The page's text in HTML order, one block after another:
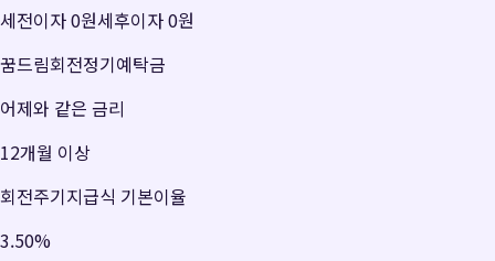
세전이자0원세후이자0원
꿈드림회전정기예탁금
어제와 같은 금리
12개월 이상
회전주기지급식 기본이율
3.50%